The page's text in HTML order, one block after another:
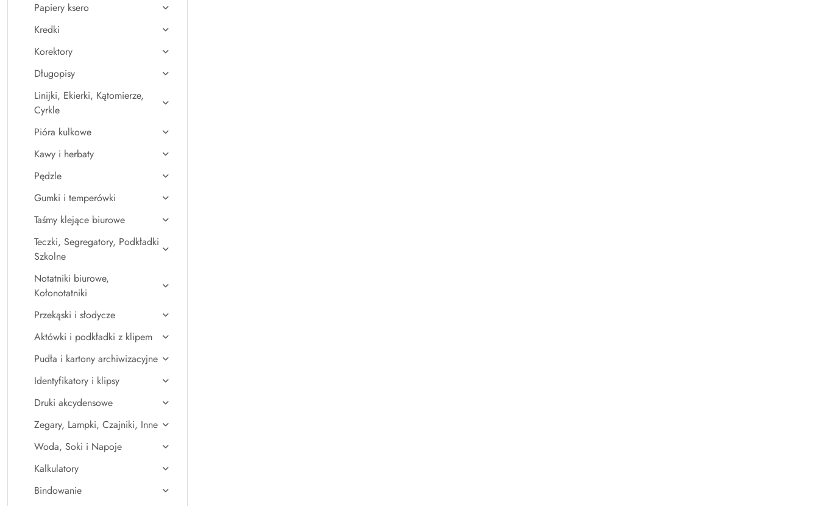
Papiery ksero
Kredki
Korektory
Długopisy
Linijki, Ekierki, Kątomierze,
Cyrkle
Pióra kulkowe
Kawy i herbaty
Pędzle
Gumki i temperówki
Taśmy klejące biurowe
Teczki, Segregatory, Podkładki
Szkolne
Notatniki biurowe,
Kołonotatniki
Przekąski i słodycze
Aktówki i podkładki z klipem
Pudła i kartony archiwizacyjne
Identyfikatory i klipsy
Druki akcydensowe
Zegary, Lampki, Czajniki, Inne
Woda, Soki i Napoje
Kalkulatory
Bindowanie